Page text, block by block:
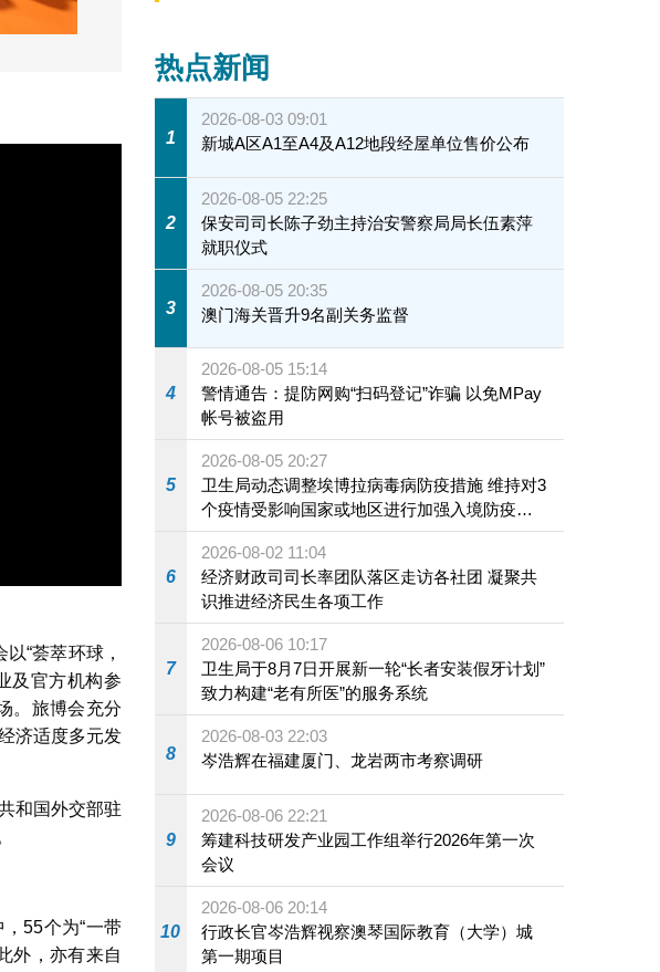
“荟萃环球，
及官方机构参
。旅博会充分
济适度多元发
和国外交部驻
55个为“一带
外，亦有来自
热点新闻
1
2026-08-03 09:01
新城A区A1至A4及A12地段经屋单位售价公布
2
2026-08-05 22:25
保安司司长陈子劲主持治安警察局局长伍素萍
就职仪式
3
2026-08-05 20:35
澳门海关晋升9名副关务监督
4
2026-08-05 15:14
警情通告：提防网购“扫码登记”诈骗 以免MPay
帐号被盗用
5
2026-08-05 20:27
卫生局动态调整埃博拉病毒病防疫措施 维持对3
个疫情受影响国家或地区进行加强入境防疫措
施
6
2026-08-02 11:04
经济财政司司长率团队落区走访各社团 凝聚共
识推进经济民生各项工作
7
2026-08-06 10:17
卫生局于8月7日开展新一轮“长者安装假牙计划”
致力构建“老有所医”的服务系统
8
2026-08-03 22:03
岑浩辉在福建厦门、龙岩两市考察调研
9
2026-08-06 22:21
筹建科技研发产业园工作组举行2026年第一次
会议
10
2026-08-06 20:14
行政长官岑浩辉视察澳琴国际教育（大学）城
第一期项目